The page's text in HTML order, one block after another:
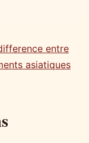
entre
asiatiques